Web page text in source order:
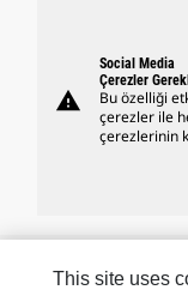
warning
Social Media
Çerezler
Bu özelliği
çerezler ile
çerezlerinin
This site uses